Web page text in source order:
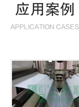
应用案例
APPLICATION CASES